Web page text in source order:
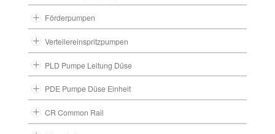
Förderpumpen
Verteilereinspritzpumpen
PLD Pumpe Leitung Düse
PDE Pumpe Düse Einheit
CR Common Rail